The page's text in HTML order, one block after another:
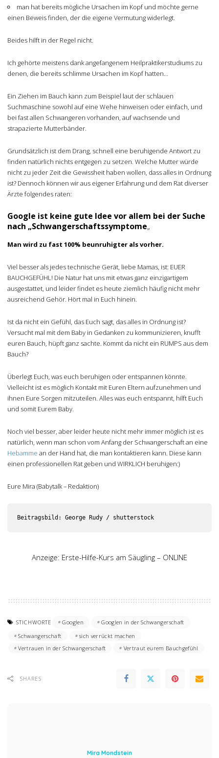
man hat bereits mögliche Ursachen im Kopf und möchte gerne
einen Beweis finden, der die eigene Vermutung widerlegt.
Beides hilft in der Regel nicht.
Ich gehörte meistens dank angefangenem Heilpraktikerstudiums zu
denen, die bereits schlimme Ursachen im Kopf hatten…
Ein Ziehen im Bauch kann zum Beispiel laut der schlauen
Suchmaschine sowohl auf eine Wehe hinweisen oder einfach, und
bei fast allen Schwangeren vorhanden, auf wachsende und
strapazierte Mutterbänder.
Grundsätzlich ist dem Drang, schnell eine beruhigende Antwort zu
finden natürlich nichts entgegen zu setzen. Welche Mutter würde
nicht zu jeder Zeit die Gewissheit haben wollen, dass alles in Ordnung
ist? Dennoch können wir aus eigener Erfahrung und dem Rat diverser
Ärzte folgendes raten:
Google ist keine gute Idee vor allem bei der Suche
nach „Schwangerschaftssymptome„
Man wird zu fast 100% beunruhigter als vorher.
Viel besser als jedes technische Gerät, liebe Mamas, ist: EUER
BAUCHGEFÜHL! Die Natur hat uns mit etwas ganz einzigartigem
ausgestattet, und leider findet es heute ziemlich häufig nicht mehr
ausreichend Gehör. Hört mal in Euch hinein.
Ist da nicht ein Gefühl, das Euch sagt, das alles in Ordnung ist?
Versucht mal mit dem Baby in Gedanken zu kommunizieren, knufft
euren Bauch, hüpft ganz sachte. Kommt da nicht ein RUMPS aus dem
Bauch?
Überlegt Euch, was euch beruhigen oder entspannen könnte.
Vielleicht ist es möglich Kontakt mit Euren Eltern aufzunehmen und
ihnen Eure Sorgen mitzuteilen. Alles was euch entspannt, hilft Euch
und somit Eurem Baby.
Noch viel besser, aber leider heute nicht mehr immer möglich ist es
natürlich, wenn man schon vom Anfang der Schwangerschaft an eine
Hebamme an der Hand hat, die man kontaktieren kann. Diese kann
einen professionellen Rat geben und WIRKLICH beruhigen:)
Eure Mira (Babytalk – Redaktion)
Beitragsbild: George Rudy / shutterstock
Anzeige: Erste-Hilfe-Kurs am Säugling – ONLINE
STICHWORTE Googlen
Googlen in der Schwangerschaft
Schwangerschaft
sich verrückt machen
Vertrauen in der Schwangerschaft
Vertraut eurem Bauchgefühl
SHARES
Mira Mondstein